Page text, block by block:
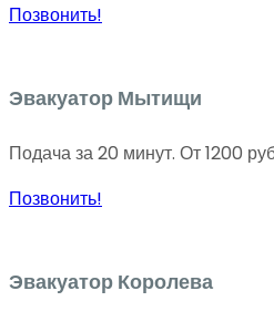
Позвонить!
Эвакуатор Мытищи
Подача за 20 минут. От 1200
Позвонить!
Эвакуатор Королева